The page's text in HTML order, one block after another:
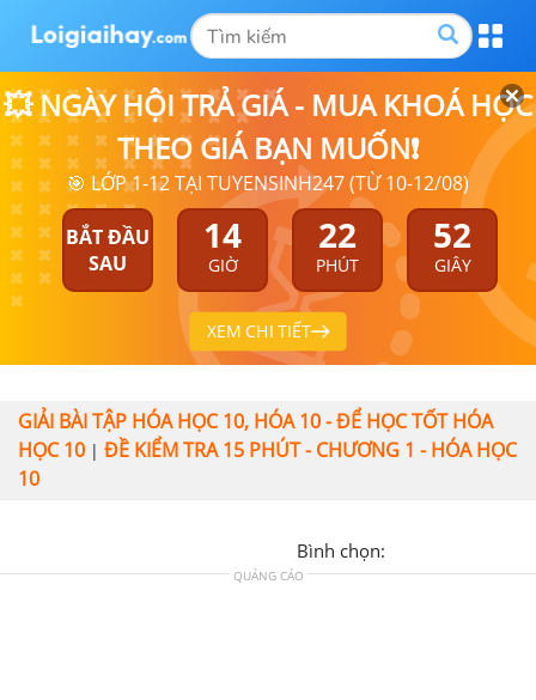
💥 NGÀY HỘI TRẢ GIÁ - MUA KHOÁ HỌC
THEO GIÁ BẠN MUỐN❗
🎯 LỚP 1-12 TẠI TUYENSINH247 (TỪ 10-12/08)
BẮT ĐẦU
SAU
14
GIỜ
22
PHÚT
52
GIÂY
XEM CHI TIẾT
GIẢI BÀI TẬP HÓA HỌC 10, HÓA 10 - ĐỂ HỌC TỐT HÓA
HỌC 10 | ĐỀ KIỂM TRA 15 PHÚT - CHƯƠNG 1 - HÓA HỌC
10
Bình chọn:
QUẢNG CÁO